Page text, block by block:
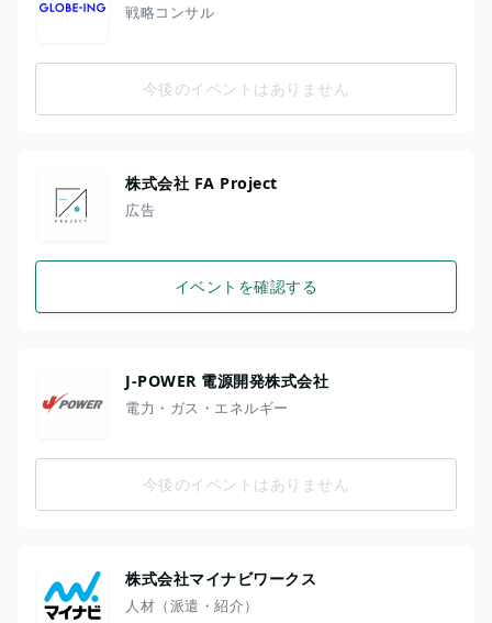
戦略コンサル
今後のイベントはありません
株式会社 FA Project
広告
イベントを確認する
J-POWER 電源開発株式会社
電力・ガス・エネルギー
今後のイベントはありません
株式会社マイナビワークス
人材（派遣・紹介）